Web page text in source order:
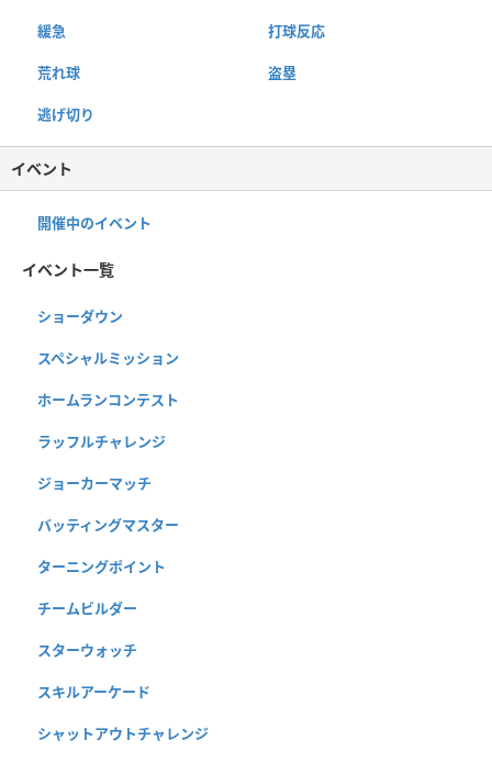
緩急 打球反応
荒れ球 盗塁
逃げ切り
イベント
開催中のイベント
イベント一覧
ショーダウン
スペシャルミッション
ホームランコンテスト
ラッフルチャレンジ
ジョーカーマッチ
バッティングマスター
ターニングポイント
チームビルダー
スターウォッチ
スキルアーケード
シャットアウトチャレンジ